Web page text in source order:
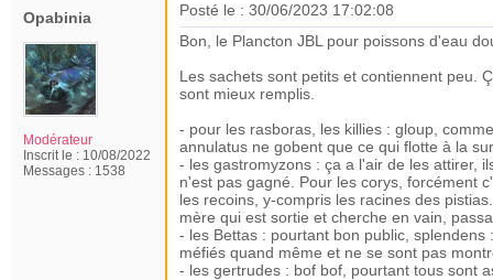
Opabinia
Modérateur
Inscrit le : 10/08/2022
Messages : 1538
Posté le : 30/06/2023 17:02:08
Bon, le Plancton JBL pour poissons d'eau
Les sachets sont petits et contiennent peu.
sont mieux remplis.
- pour les rasboras, les killies : gloup,
annulatus ne gobent que ce qui flotte à la
- les gastromyzons : ça a l'air de les attirer,
n'est pas gagné. Pour les corys, forcément
les recoins, y-compris les racines des
mère qui est sortie et cherche en vain,
- les Bettas : pourtant bon public,
méfiés quand même et ne se sont pas
- les gertrudes : bof bof, pourtant tous sont